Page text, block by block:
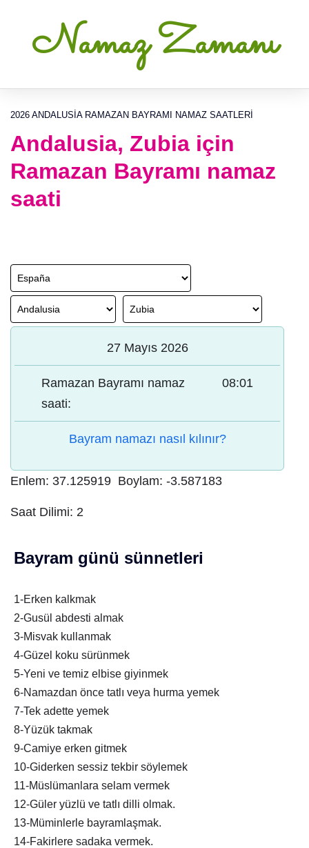
Namaz Zamanı
2026 ANDALUSIA RAMAZAN BAYRAMI NAMAZ SAATLERI
Andalusia, Zubia için
Ramazan Bayramı namaz
saati
27 Mayıs 2026
Ramazan Bayramı namaz
saati:
08:01
Bayram namazı nasıl kılınır?
Enlem: 37.125919 Boylam: -3.587183
Saat Dilimi: 2
Bayram günü sünnetleri
1-Erken kalkmak
2-Gusül abdesti almak
3-Misvak kullanmak
4-Güzel koku sürünmek
5-Yeni ve temiz elbise giyinmek
6-Namazdan önce tatlı veya hurma yemek
7-Tek adette yemek
8-Yüzük takmak
9-Camiye erken gitmek
10-Giderken sessiz tekbir söylemek
11-Müslümanlara selam vermek
12-Güler yüzlü ve tatlı dilli olmak.
13-Müminlerle bayramlaşmak.
14-Fakirlere sadaka vermek.